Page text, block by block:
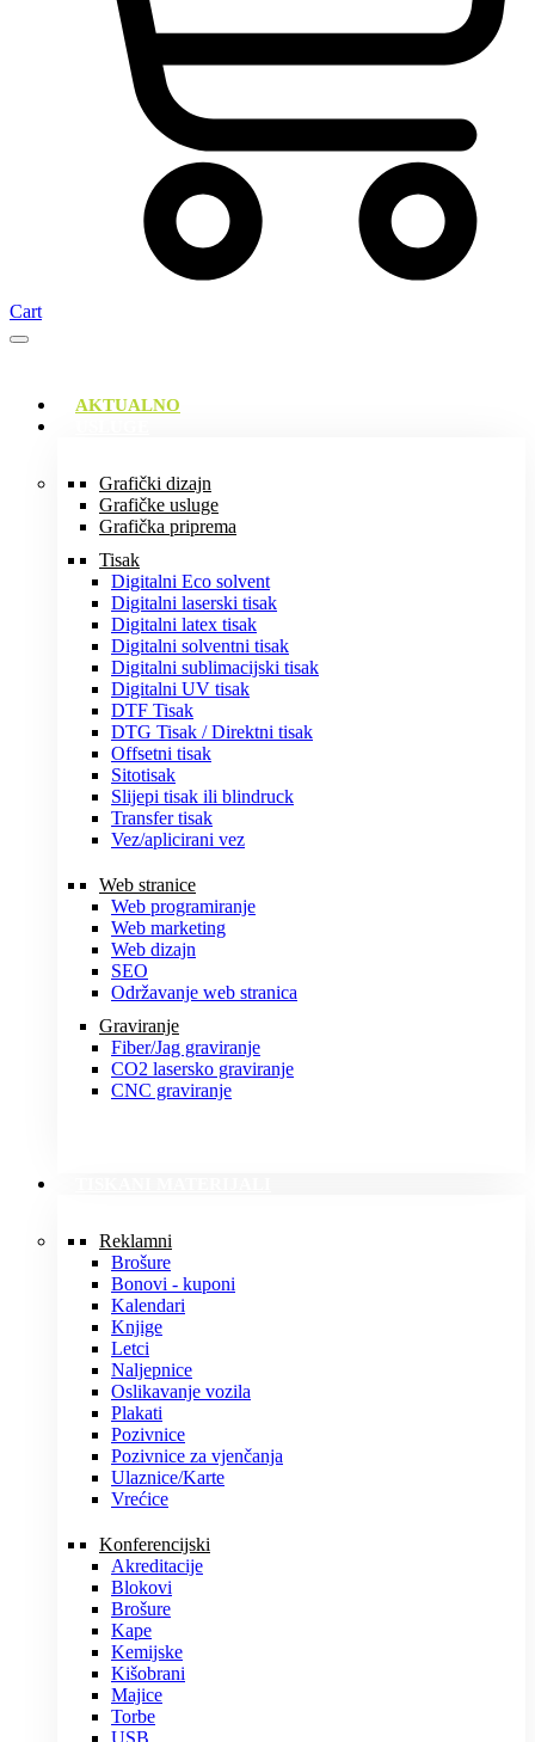
Cart
AKTUALNO
Grafički dizajn
Grafičke usluge
Grafička priprema
Tisak
Digitalni Eco solvent
Digitalni laserski tisak
Digitalni latex tisak
Digitalni solventni tisak
Digitalni sublimacijski tisak
Digitalni UV tisak
DTF Tisak
DTG Tisak / Direktni tisak
Offsetni tisak
Sitotisak
Slijepi tisak ili blindruck
Transfer tisak
Vez/aplicirani vez
Web stranice
Web programiranje
Web marketing
Web dizajn
SEO
Održavanje web stranica
Graviranje
Fiber/Jag graviranje
CO2 lasersko graviranje
CNC graviranje
Reklamni
Brošure
Bonovi - kuponi
Kalendari
Knjige
Letci
Naljepnice
Oslikavanje vozila
Plakati
Pozivnice
Pozivnice za vjenčanja
Ulaznice/Karte
Vrećice
Konferencijski
Akreditacije
Blokovi
Brošure
Kape
Kemijske
Kišobrani
Majice
Torbe
USB